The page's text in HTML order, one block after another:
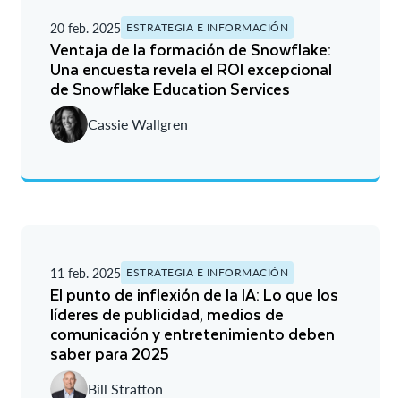
20 feb. 2025 ESTRATEGIA E INFORMACIÓN
Ventaja de la formación de Snowflake:
Una encuesta revela el ROI excepcional
de Snowflake Education Services
Cassie Wallgren
11 feb. 2025 ESTRATEGIA E INFORMACIÓN
El punto de inflexión de la IA: Lo que los
líderes de publicidad, medios de
comunicación y entretenimiento deben
saber para 2025
Bill Stratton